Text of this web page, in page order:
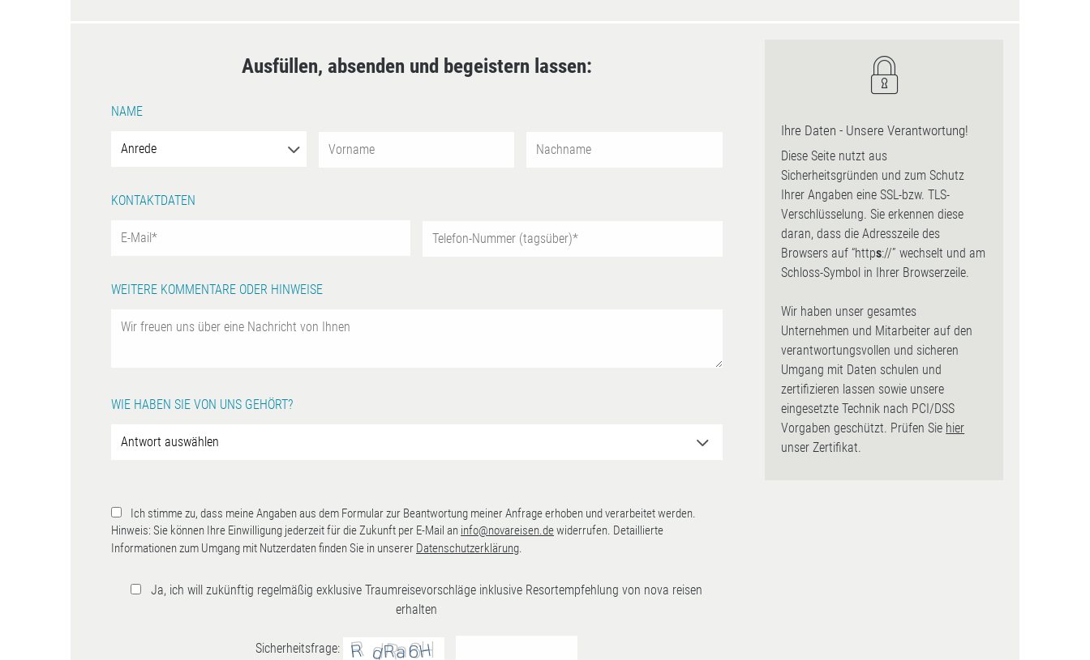
Ausfüllen, absenden und begeistern lassen:
NAME
KONTAKTDATEN
WEITERE KOMMENTARE ODER HINWEISE
WIE HABEN SIE VON UNS GEHÖRT?
Ihre Daten - Unsere Verantwortung!
Diese Seite nutzt aus
Sicherheitsgründen und zum Schutz
Ihrer Angaben eine SSL-bzw. TLS-
Verschlüsselung. Sie erkennen diese
daran, dass die Adresszeile des
Browsers auf “https://” wechselt und am
Schloss-Symbol in Ihrer Browserzeile.
Wir haben unser gesamtes
Unternehmen und Mitarbeiter auf den
verantwortungsvollen und sicheren
Umgang mit Daten schulen und
zertifizieren lassen sowie unsere
eingesetzte Technik nach PCI/DSS
Vorgaben geschützt. Prüfen Sie hier
unser Zertifikat.
Ich stimme zu, dass meine Angaben aus dem Formular zur Beantwortung meiner Anfrage erhoben und verarbeitet werden.
Hinweis: Sie können Ihre Einwilligung jederzeit für die Zukunft per E-Mail an info@novareisen.dewiderrufen. Detaillierte
Informationen zum Umgang mit Nutzerdaten finden Sie in unserer Datenschutzerklärung.
Ja, ich will zukünftig regelmäßig exklusive Traumreisevorschläge inklusive Resortempfehlung von nova reisen
erhalten
Sicherheitsfrage: